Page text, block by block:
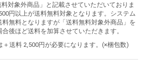
対象外商品」と記載させていただいておりま
円以上が送料無料対象となります。システム
料無料となりますが「送料無料対象外商品」を
後ほど送料を加算させていただきます。
＋送料 2,500円が必要になります。(×梱包数)